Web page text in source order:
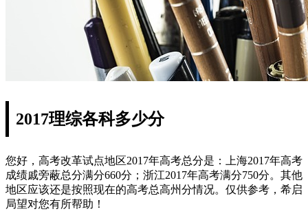
2017理综各科多少分
您好，高考改革试点地区2017年高考总分是：上海2017年高考
成绩戚旁蔽总分满分660分；浙江2017年高考满分750分。其他
地区应该还是按照现在的高考总高州分情况。仅供参考，希启
局望对您有所帮助！